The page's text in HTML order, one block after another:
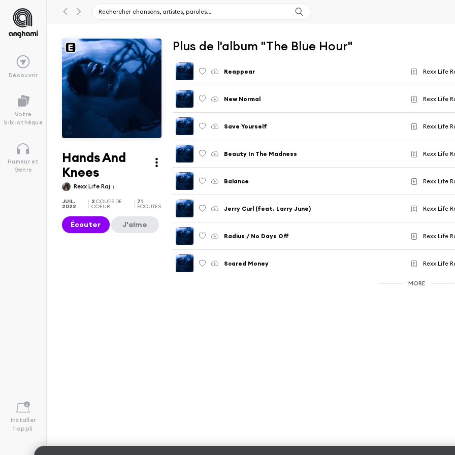
Découvrir
Votre
bibliothèque
Humeur et
Genre
Installer
l'appli
Hands And
Knees
Rexx Life Raj
JUIL.
2022
2COUPS DE
COEUR
71
ÉCOUTES
Écouter J'aime
Plus de l'album "The Blue Hour"
Reappear E Rexx Life
New Normal E Rexx Life
Save Yourself E Rexx Life
Beauty In The Madness E Rexx Life
Balance E Rexx Life
Jerry Curl (feat. Larry June) E Rexx Life
Radius / No Days Off E Rexx Life
Scared Money E Rexx Life
MORE